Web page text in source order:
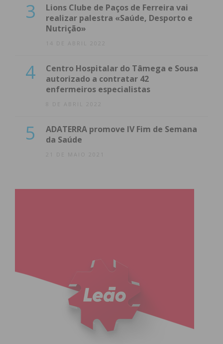
3
Lions Clube de Paços de Ferreira vai
realizar palestra «Saúde, Desporto e
Nutrição»
14 DE ABRIL 2022
4
Centro Hospitalar do Tâmega e Sousa
autorizado a contratar 42
enfermeiros especialistas
8 DE ABRIL 2022
5
ADATERRA promove IV Fim de Semana
da Saúde
21 DE MAIO 2021